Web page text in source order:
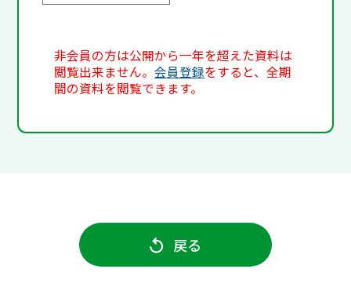
非会員の方は公開から一年を超えた資料は
閲覧出来ません。会員登録をすると、全期
間の資料を閲覧できます。
戻る